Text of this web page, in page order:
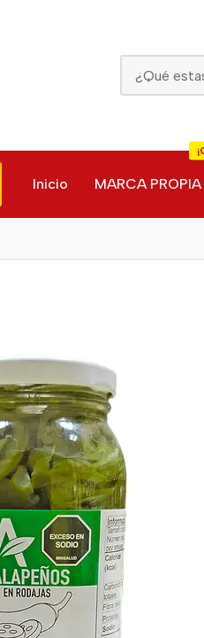
Inicio MARCA PROPIA